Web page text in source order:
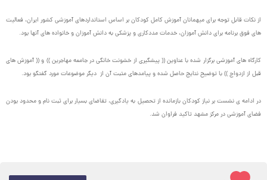
از نکات قابل توجه برای میهمانان آموزش کامل کودکان بر اساس استانداردهای آموزشی کشور ایران، فعالیت
های فوق برنامه برای دانش آموزان، خدمات مددکاری و پزشکی به دانش آموزان و خانواده های آنها بود.
کارگاه های آموزشی برگزار شده با عناوین (( پیشگیری از خشونت خانگی در جامعه مهاجرین )) و (( آموزش های
قبل از ازدواج )) با توضیح نتایج حاصل شده و پیامدهای مثبت آن از دیگر موضوعات مورد گفتگو بود.
در ادامه ی نشست بر نیاز کودکان بازمانده از تحصیل به یادگیری، تقاضای بسیار برای ثبت نام و محدود بودن
فضای آموزشی در مرکز مشهد تاکید فراوان شد.